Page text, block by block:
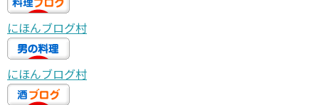
にほんブログ村
にほんブログ村